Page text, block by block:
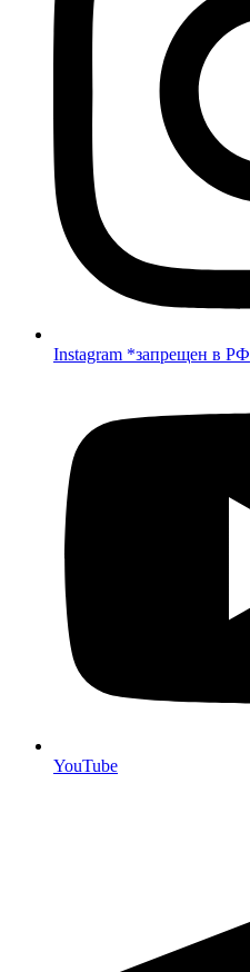
Instagram *запрещен в РФ
YouTube